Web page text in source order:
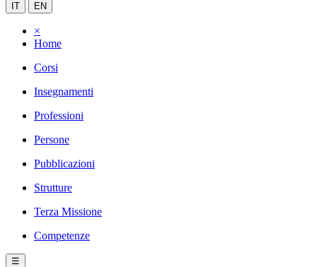
IT EN
×
Home
Corsi
Insegnamenti
Professioni
Persone
Pubblicazioni
Strutture
Terza Missione
Competenze
☰